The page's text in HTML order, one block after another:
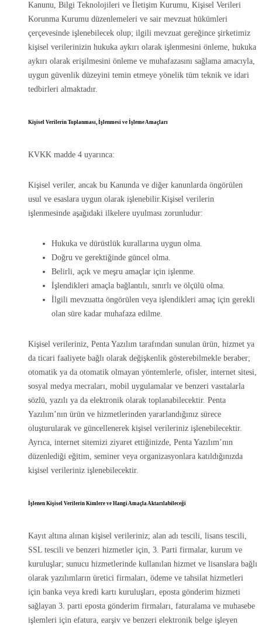
Kanunu, Bilgi Teknolojileri ve İletişim Kurumu, Kişisel Verileri
Korunma Kurumu düzenlemeleri ve sair mevzuat hükümleri
çerçevesinde işlenebilecek olup; ilgili mevzuat gereğince şirketimiz
kişisel verilerinizin hukuka aykırı olarak işlenmesini önleme, hukuka
aykırı olarak erişilmesini önleme ve muhafazasını sağlama amacıyla,
uygun güvenlik düzeyini temin etmeye yönelik tüm teknik ve idari
tedbirleri almaktadır.
Kişisel Verilerin Toplanması, İşlenmesi ve İşleme Amaçları
KVKK madde 4 uyarınca:
Kişisel veriler, ancak bu Kanunda ve diğer kanunlarda öngörülen
usul ve esaslara uygun olarak işlenebilir.Kişisel verilerin
işlenmesinde aşağıdaki ilkelere uyulması zorunludur:
Hukuka ve dürüstlük kurallarına uygun olma.
Doğru ve gerektiğinde güncel olma.
Belirli, açık ve meşru amaçlar için işlenme.
İşlendikleri amaçla bağlantılı, sınırlı ve ölçülü olma.
İlgili mevzuatta öngörülen veya işlendikleri amaç için gerekli
olan süre kadar muhafaza edilme.
Kişisel verileriniz, Penta Yazılım tarafından sunulan ürün, hizmet ya
da ticari faaliyete bağlı olarak değişkenlik gösterebilmekle beraber;
otomatik ya da otomatik olmayan yöntemlerle, ofisler, internet sitesi,
sosyal medya mecraları, mobil uygulamalar ve benzeri vasıtalarla
sözlü, yazılı ya da elektronik olarak toplanabilecektir. Penta
Yazılım’nın ürün ve hizmetlerinden yararlandığınız sürece
oluşturularak ve güncellenerek kişisel verileriniz işlenebilecektir.
Ayrıca, internet sitemizi ziyaret ettiğinizde, Penta Yazılım’nın
düzenlediği eğitim, seminer veya organizasyonlara katıldığınızda
kişisel verileriniz işlenebilecektir.
İşlenen Kişisel Verilerin Kimlere ve Hangi Amaçla Aktarılabileceği
Kayıt altına alınan kişisel verileriniz; alan adı tescili, lisans tescili,
SSL tescili ve benzeri hizmetler için, 3. Parti firmalar, kurum ve
kuruluşlar; sunucu hizmetlerinde kullanılan hizmet ve lisanslara bağlı
olarak yazılımların üretici firmaları, ödeme ve tahsilat hizmetleri
için banka veya kredi kartı kuruluşları, eposta gönderim hizmeti
sağlayan 3. parti eposta gönderim firmaları, faturalama ve muhasebe
işlemleri için efatura, earşiv ve benzeri elektronik belge işleyen